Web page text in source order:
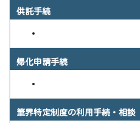
供託手続
帰化申請手続
筆界特定制度の利用手続・相談